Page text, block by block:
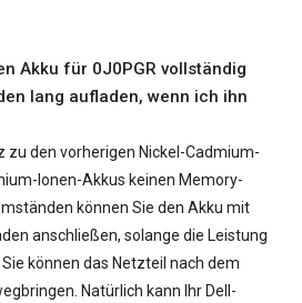
Akku für 0J0PGR vollständig
lang aufladen, wenn ich ihn
zu den vorherigen Nickel-Cadmium-
Ionen-Akkus keinen Memory-
können Sie den Akku mit
anschließen, solange die Leistung
können das Netzteil nach dem
Natürlich kann Ihr Dell-